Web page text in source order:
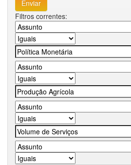
Filtros correntes: